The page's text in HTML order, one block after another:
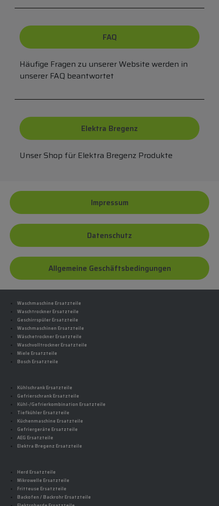
FAQ
Häufige Fragen zu unserer Website werden in
unserer FAQ beantwortet
Elektra Bregenz
Unser Shop für Elektra Bregenz Produkte
Impressum
Datenschutz
Allgemeine Geschäftsbedingungen
Waschmaschine Ersatzteile
Waschtrockner Ersatzteile
Geschirrspüler Ersatzteile
Waschmaschinen Ersatzteile
Wäschetrockner Ersatzteile
Waschvolltrockner Ersatzteile
Miele Ersatzteile
Bosch Ersatzteile
Kühlschrank Ersatzteile
Gefrierschrank Ersatzteile
Kühl-/Gefrierkombination Ersatzteile
Tiefkühler Ersatzteile
Küchenmaschine Ersatzteile
Gefriergeräte Ersatzteile
AEG Ersatzteile
Elektra Bregenz Ersatzteile
Herd Ersatzteile
Mikrowelle Ersatzteile
Fritteuse Ersatzteile
Backofen / Backrohr Ersatzteile